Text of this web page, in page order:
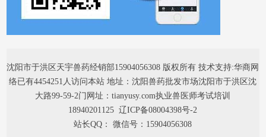
沈阳市于洪区天宇兽药经销部15904056308 版权所有 技术支持:华商网
络已有4454251人访问本站 地址：沈阳兽药批发市场沈阳市于洪区沈
大路99-59-2门网址：tianyusy.com执业兽医师考试培训
18940201125辽ICP备08004398号-2
站长QQ： 微信号：15904056308